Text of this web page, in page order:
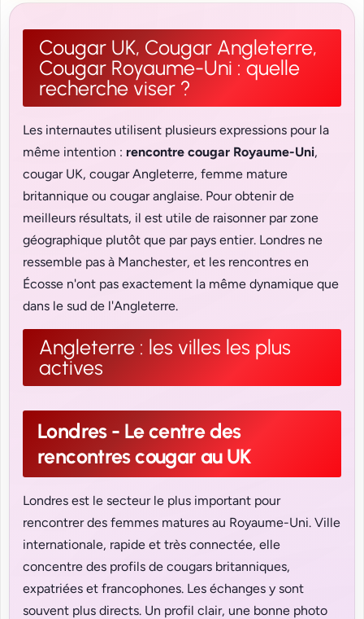
Cougar UK, Cougar Angleterre,
Cougar Royaume-Uni : quelle
recherche viser ?
Les internautes utilisent plusieurs expressions pour la
même intention : rencontre cougar Royaume-Uni,
cougar UK, cougar Angleterre, femme mature
britannique ou cougar anglaise. Pour obtenir de
meilleurs résultats, il est utile de raisonner par zone
géographique plutôt que par pays entier. Londres ne
ressemble pas à Manchester, et les rencontres en
Écosse n'ont pas exactement la même dynamique que
dans le sud de l'Angleterre.
Angleterre : les villes les plus
actives
Londres - Le centre des
rencontres cougar au UK
Londres est le secteur le plus important pour
rencontrer des femmes matures au Royaume-Uni. Ville
internationale, rapide et très connectée, elle
concentre des profils de cougars britanniques,
expatriées et francophones. Les échanges y sont
souvent plus directs. Un profil clair, une bonne photo